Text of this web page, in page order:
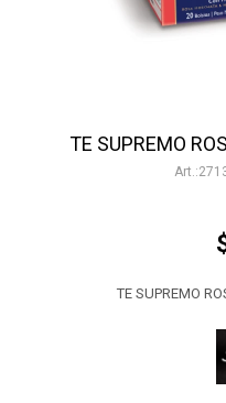
TE SUPREMO
TE SUPREMO